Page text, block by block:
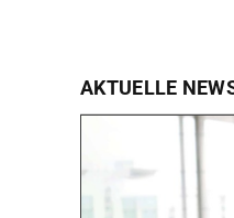
AKTUELLE